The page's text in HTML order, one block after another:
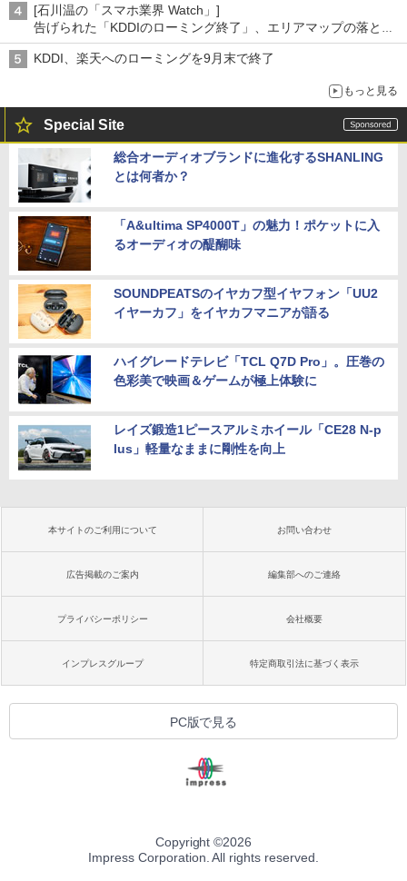
[石川温の「スマホ業界 Watch」]
告げられた「KDDIのローミング終了」、エリアマップの落とし
穴と楽天モバイルの課題
KDDI、楽天へのローミングを9月末で終了
もっと見る
Special Site
総合オーディオブランドに進化するSHANLING
とは何者か？
「A&ultima SP4000T」の魅力！ポケットに入
るオーディオの醍醐味
SOUNDPEATSのイヤカフ型イヤフォン「UU2
イヤーカフ」をイヤカフマニアが語る
ハイグレードテレビ「TCL Q7D Pro」。圧巻の
色彩美で映画＆ゲームが極上体験に
レイズ鍛造1ピースアルミホイール「CE28 N-p
lus」軽量なままに剛性を向上
本サイトのご利用について お問い合わせ
広告掲載のご案内 編集部へのご連絡
プライバシーポリシー 会社概要
インプレスグループ 特定商取引法に基づく表示
PC版で見る
Copyright ©2026
Impress Corporation. All rights reserved.